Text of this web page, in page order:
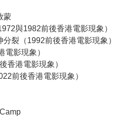
蒙
與1982前後香港電影現象）
裂（1992前後香港電影現象）
影現象）
香港電影現象）
前後香港電影現象）